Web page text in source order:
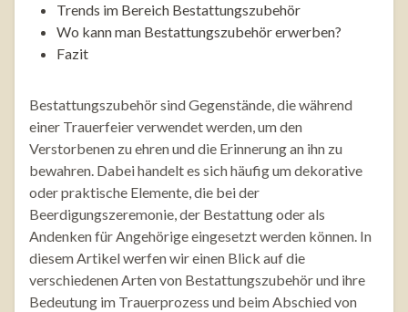
Trends im Bereich Bestattungszubehör
Wo kann man Bestattungszubehör erwerben?
Fazit
Bestattungszubehör sind Gegenstände, die während
einer Trauerfeier verwendet werden, um den
Verstorbenen zu ehren und die Erinnerung an ihn zu
bewahren. Dabei handelt es sich häufig um dekorative
oder praktische Elemente, die bei der
Beerdigungszeremonie, der Bestattung oder als
Andenken für Angehörige eingesetzt werden können. In
diesem Artikel werfen wir einen Blick auf die
verschiedenen Arten von Bestattungszubehör und ihre
Bedeutung im Trauerprozess und beim Abschied von